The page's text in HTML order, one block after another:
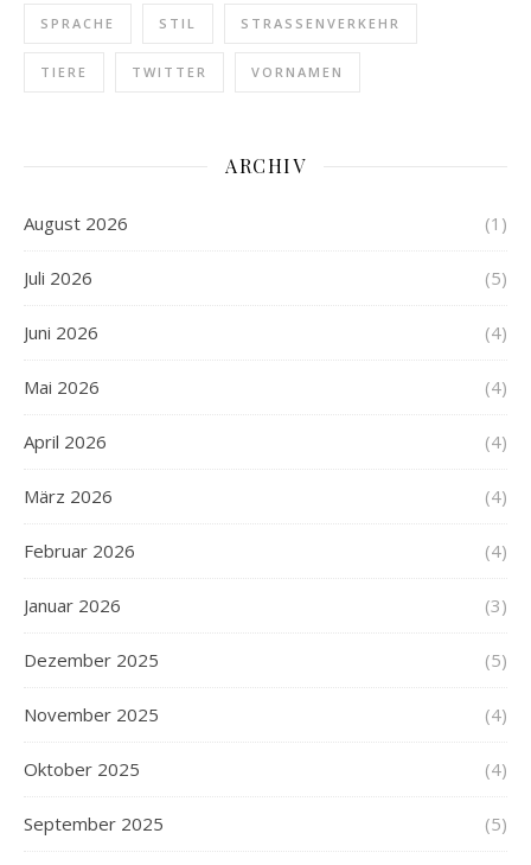
SPRACHE STIL STRASSENVERKEHR
TIERE TWITTER VORNAMEN
ARCHIV
August 2026 (1)
Juli 2026 (5)
Juni 2026 (4)
Mai 2026 (4)
April 2026 (4)
März 2026 (4)
Februar 2026 (4)
Januar 2026 (3)
Dezember 2025 (5)
November 2025 (4)
Oktober 2025 (4)
September 2025 (5)